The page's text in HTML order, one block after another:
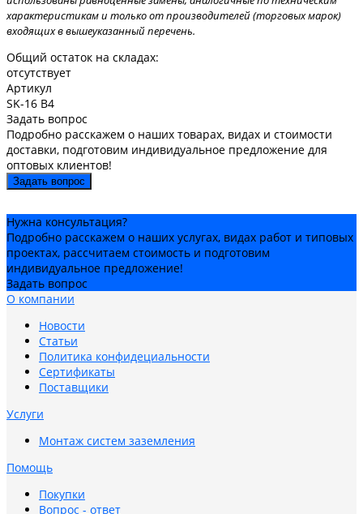
характеристикам и только от производителей (торговых марок)
входящих в вышеуказанный перечень.
Общий остаток на складах:
отсутствует
Артикул
SK-16 B4
Задать вопрос
Подробно расскажем о наших товарах, видах и стоимости
доставки, подготовим индивидуальное предложение для
оптовых клиентов!
Задать вопрос
Нужна консультация?
Подробно расскажем о наших услугах, видах работ и типовых
проектах, рассчитаем стоимость и подготовим
индивидуальное предложение!
Задать вопрос
О компании
Новости
Статьи
Политика конфидециальности
Сертификаты
Поставщики
Услуги
Монтаж систем заземления
Помощь
Покупки
Вопрос - ответ